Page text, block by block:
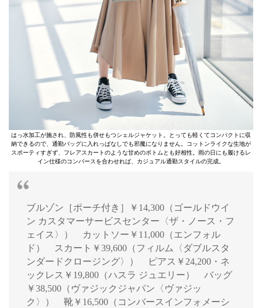
はっ水加工が施され、防風性も併せもつシェルジャケット。とっても軽くてコンパクトに収
納できるので、通勤バッグに入れっぱなしでも邪魔になりません。コットンライクな生地が
スポーティすぎず、フレアスカートのような甘めのボトムとも好相性。雨の日にも履けるレ
イン仕様のコンバースを合わせれば、カジュアル通勤スタイルの完成。
ブルゾン［ポーチ付き］￥14,300（ゴールドウイ
ン カスタマーサービスセンター〈ザ・ノース・フ
ェイス〉） カットソー￥11,000（エンフォル
ド） スカート￥39,600（フィルム〈ダブルスタ
ンダードクロージング〉） ピアス￥24,200・ネ
ックレス￥19,800（ハスラ ジュエリー） バッグ
￥38,500（ヴァジックジャパン〈ヴァジッ
ク〉） 靴￥16,500（コンバースインフォメーシ